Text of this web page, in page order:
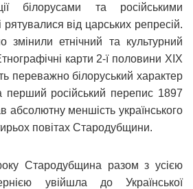
білорусами та російськими
від царських репресій.
змінили етнічний та культурний
карти 2-ї половини ХІХ
переважно білоруський характер
перший російський перепис 1897
абсолютну меншість українського
повітах Стародубщини.
Стародубщина разом з усією
увійшла до Української